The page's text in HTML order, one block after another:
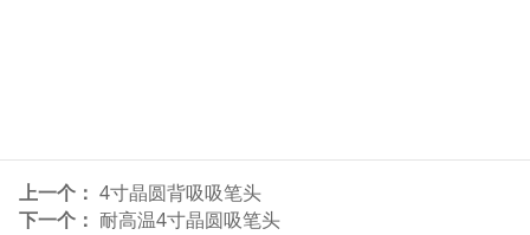
上一个： 4寸晶圆背吸吸笔头
下一个： 耐高温4寸晶圆吸笔头